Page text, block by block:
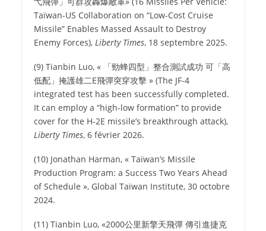
Taïwan-US Collaboration on “Low-Cost Cruise
Missile” Enables Massed Assault to Destroy
Enemy Forces), Liberty Times, 18 septembre 2025.
(9) Tianbin Luo, «
「勁蜂四型」整合測試成功 可「高
低配」掩護雄二E飛彈突穿攻擊» (The JF-4
integrated test has been successfully completed.
It can employ a “high-low formation” to provide
cover for the H-2E missile’s breakthrough attack),
Liberty Times, 6 février 2026.
(10) Jonathan Harman, « Taïwan’s Missile
Production Program: a Success Two Years Ahead
of Schedule », Global Taïwan Institute, 30 octobre
2024.
(11) Tianbin Luo, «2000公里新擎天飛彈 傳引進捷克